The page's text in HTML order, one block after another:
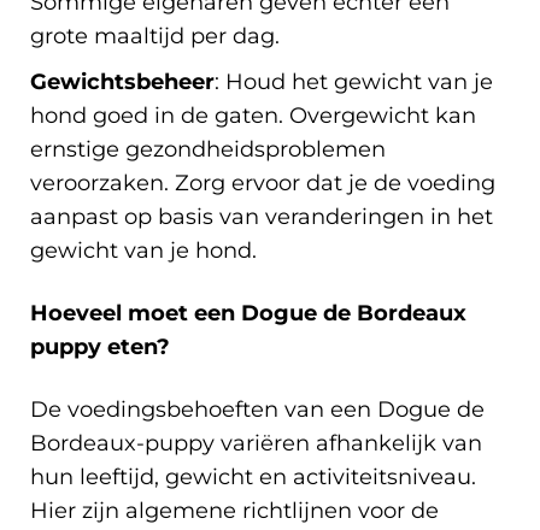
grote maaltijd per dag.
Gewichtsbeheer: Houd het gewicht van je
hond goed in de gaten. Overgewicht kan
ernstige gezondheidsproblemen
veroorzaken. Zorg ervoor dat je de voeding
aanpast op basis van veranderingen in het
gewicht van je hond.
Hoeveel moet een Dogue de Bordeaux
puppy eten?
De voedingsbehoeften van een Dogue de
Bordeaux-puppy variëren afhankelijk van
hun leeftijd, gewicht en activiteitsniveau.
Hier zijn algemene richtlijnen voor de